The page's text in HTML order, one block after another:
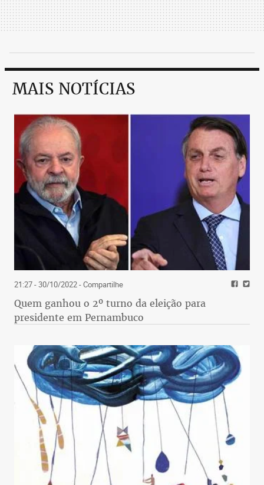
MAIS NOTÍCIAS
21:27 - 30/10/2022- Compartilhe
Quem ganhou o 2º turno da eleição para
presidente em Pernambuco